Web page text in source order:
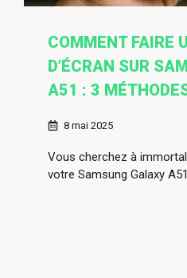
COMMENT FAIRE
D’ÉCRAN SUR
A51 : 3
8 mai 2025
Vous cherchez à
votre Samsung Galaxy